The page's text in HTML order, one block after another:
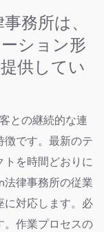
務所は、
ション形
供してい
との継続的な連
徴です。最新のテ
トを時間どおりに
法律事務所の従業
に対応します。必
。作業プロセスの